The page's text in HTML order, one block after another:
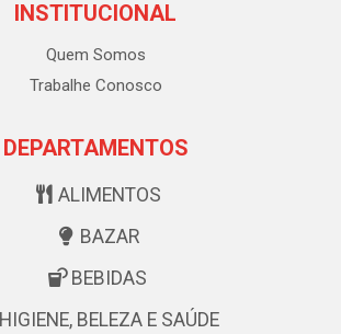
INSTITUCIONAL
Quem Somos
Trabalhe Conosco
DEPARTAMENTOS
ALIMENTOS
BAZAR
BEBIDAS
HIGIENE, BELEZA E SAÚDE